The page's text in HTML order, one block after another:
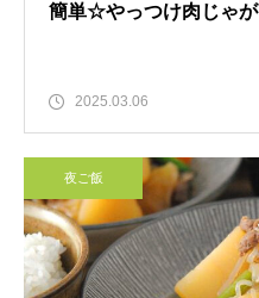
簡単☆やっつけ肉じゃが
2025.03.06
夜ご飯